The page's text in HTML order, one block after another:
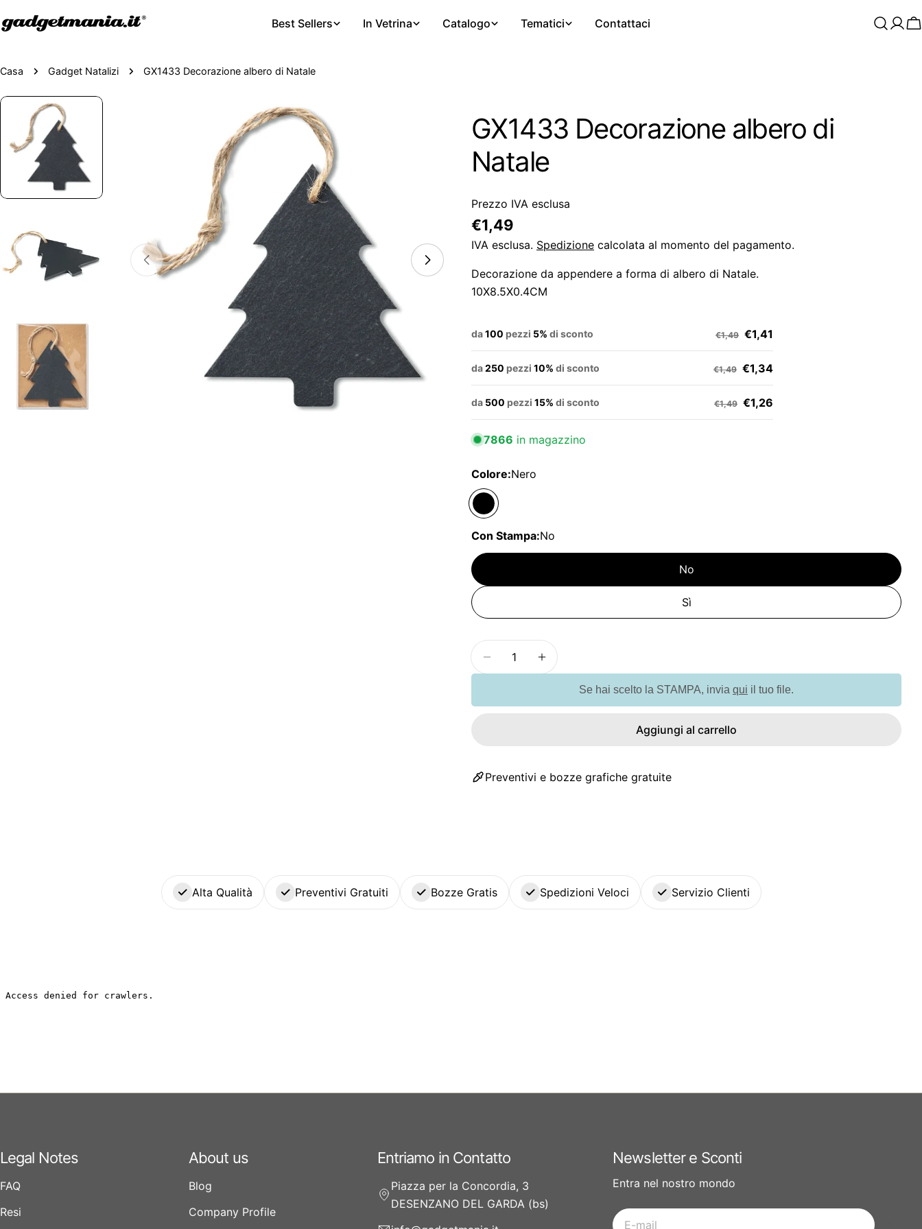
Best Sellers In Vetrina Catalogo Tematici Contattaci
Casa Gadget Natalizi GX1433 Decorazione albero di Natale
GX1433 Decorazione albero di
Natale
Prezzo IVA esclusa
Prezzo
regolare
€1,49
IVA esclusa. Spedizione calcolata al momento del pagamento.
Decorazione da appendere a forma di albero di Natale.
10X8.5X0.4CM
da100 pezzi 5% di sconto €1,49 €1,41
da250 pezzi 10% di sconto €1,49 €1,34
da 500 pezzi 15% di sconto €1,49 €1,26
7866 in magazzino
Colore:Nero
Con Stampa:No
No
Sì
Diminuisci la quantità per GX1433 Decorazione albero di Natale
Aumenta la quantità per GX1433 Decorazione albero di Natale
Se hai scelto la STAMPA, invia qui il tuo file.
Aggiungi al carrello
Preventivi e bozze grafiche gratuite
Alta Qualità Preventivi Gratuiti Bozze Gratis Spedizioni Veloci Servizio Clienti
Legal Notes
FAQ
Resi
About us
Blog
Company Profile
Entriamo in Contatto
Piazza per la Concordia, 3
DESENZANO DEL GARDA (bs)
Newsletter e Sconti
Entra nel nostro mondo
E-